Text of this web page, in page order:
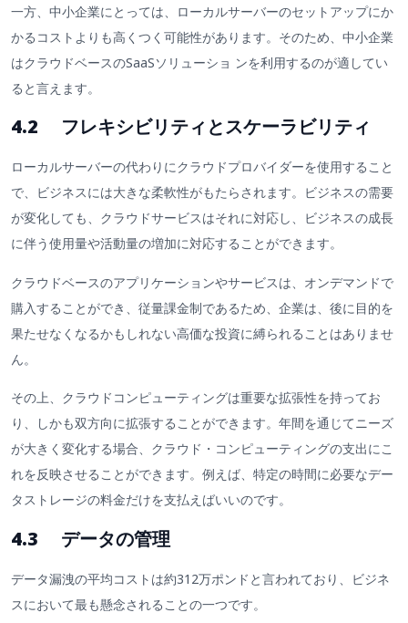
一方、中小企業にとっては、ローカルサーバーのセットアップにか
かるコストよりも高くつく可能性があります。そのため、中小企業
はクラウドベースのSaaSソリューショ ンを利用するのが適してい
ると言えます。
4.2 フレキシビリティとスケーラビリティ
ローカルサーバーの代わりにクラウドプロバイダーを使用すること
で、ビジネスには大きな柔軟性がもたらされます。ビジネスの需要
が変化しても、クラウドサービスはそれに対応し、ビジネスの成長
に伴う使用量や活動量の増加に対応することができます。
クラウドベースのアプリケーションやサービスは、オンデマンドで
購入することができ、従量課金制であるため、企業は、後に目的を
果たせなくなるかもしれない高価な投資に縛られることはありませ
ん。
その上、クラウドコンピューティングは重要な拡張性を持ってお
り、しかも双方向に拡張することができます。年間を通じてニーズ
が大きく変化する場合、クラウド・コンピューティングの支出にこ
れを反映させることができます。例えば、特定の時間に必要なデー
タストレージの料金だけを支払えばいいのです。
4.3 データの管理
データ漏洩の平均コストは約312万ポンドと言われており、ビジネ
スにおいて最も懸念されることの一つです。